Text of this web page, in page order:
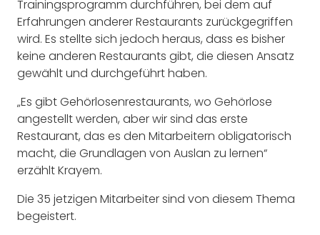
Trainingsprogramm durchführen, bei dem auf
Erfahrungen anderer Restaurants zurückgegriffen
wird. Es stellte sich jedoch heraus, dass es bisher
keine anderen Restaurants gibt, die diesen Ansatz
gewählt und durchgeführt haben.
„Es gibt Gehörlosenrestaurants, wo Gehörlose
angestellt werden, aber wir sind das erste
Restaurant, das es den Mitarbeitern obligatorisch
macht, die Grundlagen von Auslan zu lernen“
erzählt Krayem.
Die 35 jetzigen Mitarbeiter sind von diesem Thema
begeistert.